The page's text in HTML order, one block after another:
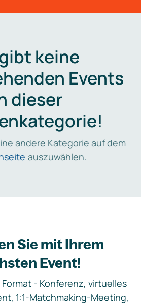
keine
Events
dieser
andere Kategorie auf dem
auszuwählen.
Sie mit Ihrem
Event!
- Konferenz, virtuelles
1:1-Matchmaking-Meeting,